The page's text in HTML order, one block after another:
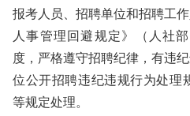
报考人员、招聘单位和招聘工
人事管理回避规定》（人社
度，严格遵守招聘纪律，有违
位公开招聘违纪违规行为处理
等规定处理。